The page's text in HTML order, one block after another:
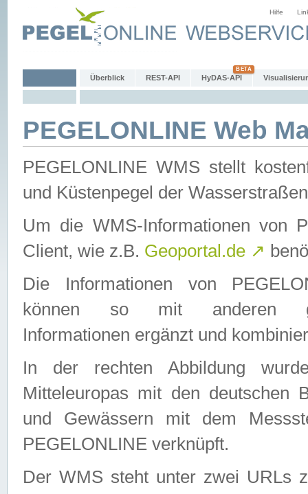
Hilfe
Überblick REST-API HyDAS-API
PEGELONLINE Web
PEGELONLINE WMS stellt
und Küstenpegel der
Um die WMS-Informationen von
Client, wie z.B. Geoportal.de ↗
Die Informationen von
können so mit anderen
Informationen ergänzt und
In der rechten Abbildung
Mitteleuropas mit den deutschen
und Gewässern mit dem
PEGELONLINE verknüpft.
Der WMS steht unter zwei URLs